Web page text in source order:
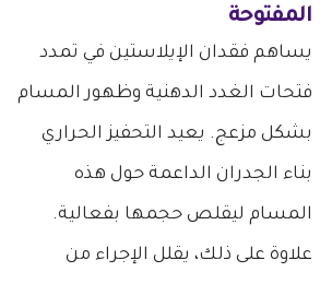
المفتوحة
يساهم فقدان الإيلاستين في تمدد
فتحات الغدد الدهنية وظهور المسام
بشكل مزعج. يعيد التحفيز الحراري
بناء الجدران الداعمة حول هذه
المسام ليقلص حجمها بفعالية.
علاوة على ذلك، يقلل الإجراء من